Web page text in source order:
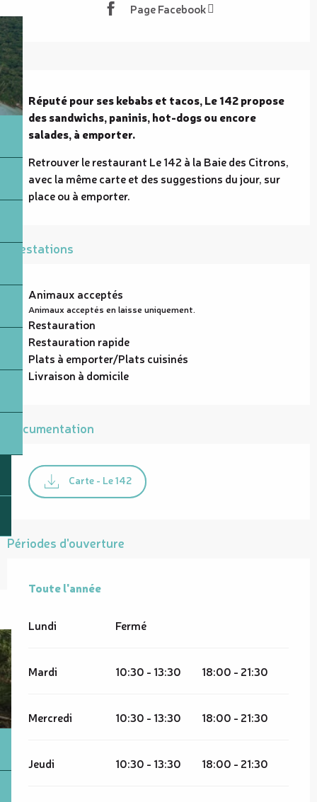
Page Facebook
Description
Réputé pour ses kebabs et tacos, Le 142 propose
des sandwichs, paninis, hot-dogs ou encore
salades, à emporter.
Retrouver le restaurant Le 142 à la Baie des Citrons,
avec la même carte et des suggestions du jour, sur
place ou à emporter.
Prestations
Animaux acceptés
Animaux acceptés en laisse uniquement.
Restauration
Restauration rapide
Plats à emporter/Plats cuisinés
Livraison à domicile
Documentation
Carte - Le 142
Périodes d'ouverture
Toute l'année
Toute l'année
Lundi Fermé
Mardi 10:30 - 13:30 18:00 - 21:30
Mercredi 10:30 - 13:30 18:00 - 21:30
Jeudi 10:30 - 13:30 18:00 - 21:30